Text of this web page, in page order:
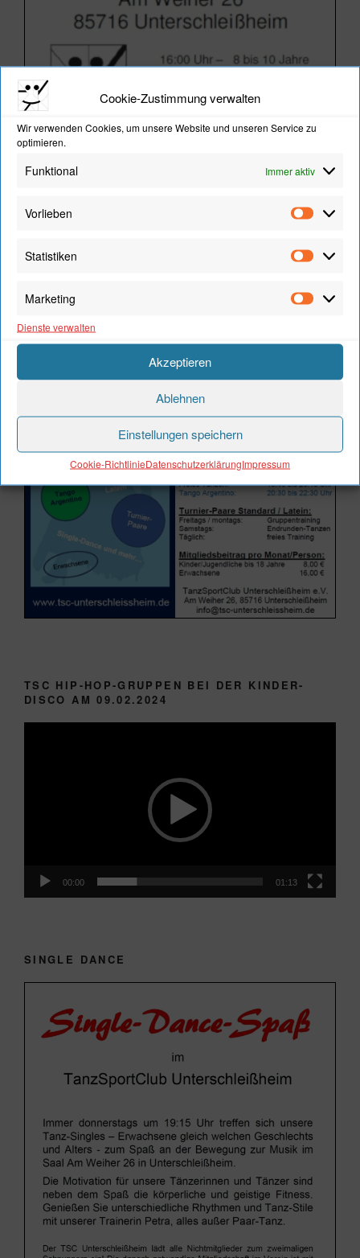
Cookie-Zustimmung verwalten
Wir verwenden Cookies, um unsere Website und unseren Service zu
optimieren.
Funktional Immer aktiv
Vorlieben
Statistiken
Marketing
Dienste verwalten
Akzeptieren
Ablehnen
Einstellungen speichern
Cookie-RichtlinieDatenschutzerklärungImpressum
TSC HIP-HOP-GRUPPEN BEI DER KINDER-
DISCO AM 09.02.2024
00:00 01:13
SINGLE DANCE